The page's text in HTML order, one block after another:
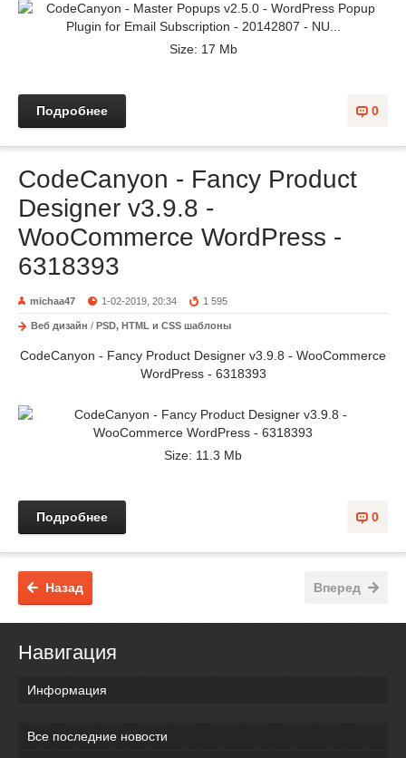
Size: 17 Mb
0
Подробнее
CodeCanyon - Fancy Product
Designer v3.9.8 -
WooCommerce WordPress -
6318393
michaa47 1-02-2019, 20:34 1 595
Веб дизайн / PSD, HTML и CSS шаблоны
CodeCanyon - Fancy Product Designer v3.9.8 - WooCommerce
WordPress - 6318393
Size: 11.3 Mb
0
Подробнее
Вперед
Назад
Навигация
Информация
Все последние новости